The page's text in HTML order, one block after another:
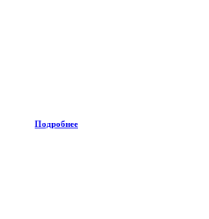
Подробнее